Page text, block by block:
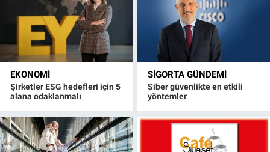
EKONOMI
Şirketler ESG hedefleri için 5
alana odaklanmalı
SIGORTA GÜNDEMI
Siber güvenlikte en etkili
yöntemler